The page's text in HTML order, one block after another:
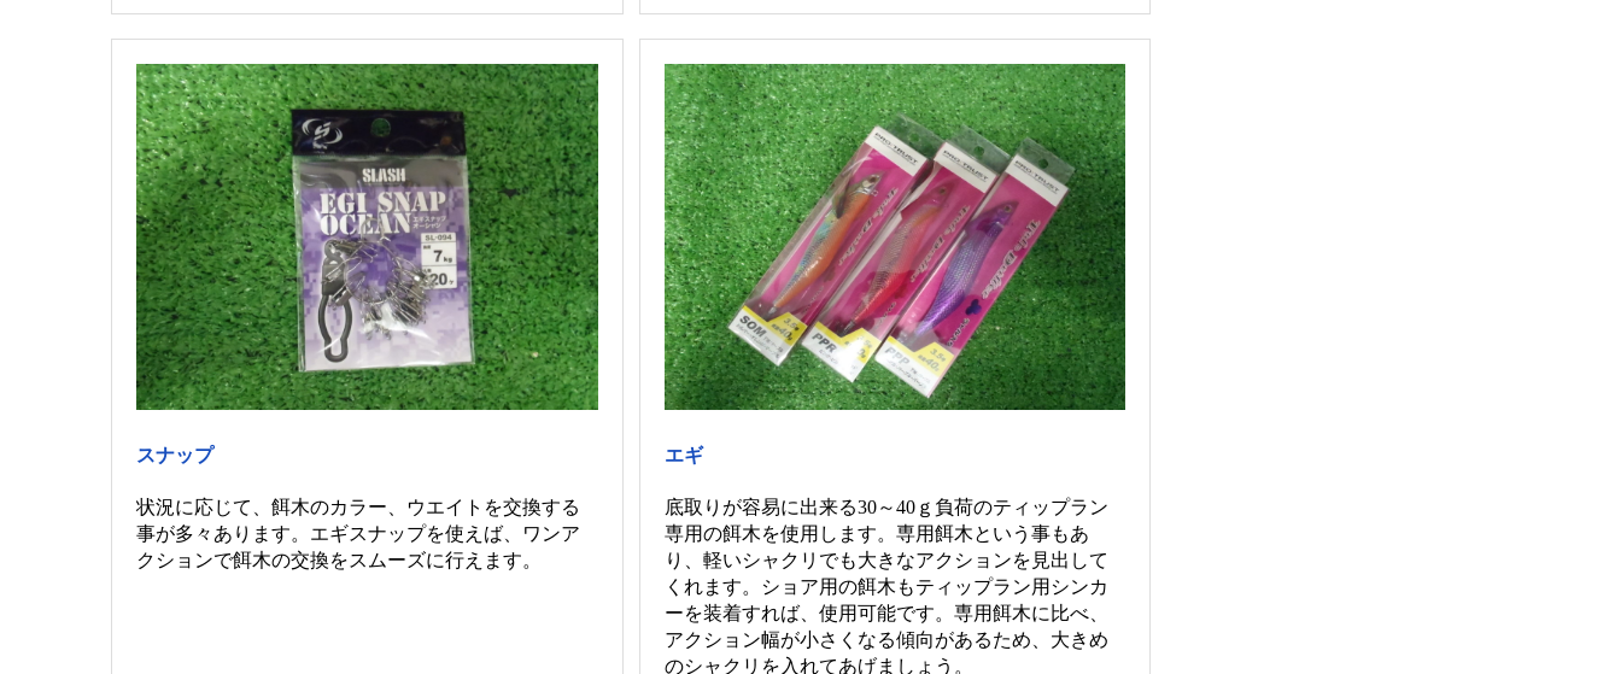
スナップ
状況に応じて、餌木のカラー、ウエイトを交換する
事が多々あります。エギスナップを使えば、ワンア
クションで餌木の交換をスムーズに行えます。
エギ
底取りが容易に出来る30～40ｇ負荷のティップラン
専用の餌木を使用します。専用餌木という事もあ
り、軽いシャクリでも大きなアクションを見出して
くれます。ショア用の餌木もティップラン用シンカ
ーを装着すれば、使用可能です。専用餌木に比べ、
アクション幅が小さくなる傾向があるため、大きめ
のシャクリを入れてあげましょう。